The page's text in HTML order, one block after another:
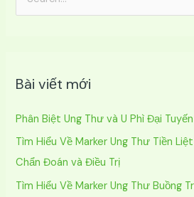
i
m
Bài viết mới
Phân Biệt Ung Thư và U Phì Đại
Tìm Hiểu Về Marker Ung Thư Tiền
Chẩn Đoán và Điều Trị
Tìm Hiểu Về Marker Ung Thư Buồng